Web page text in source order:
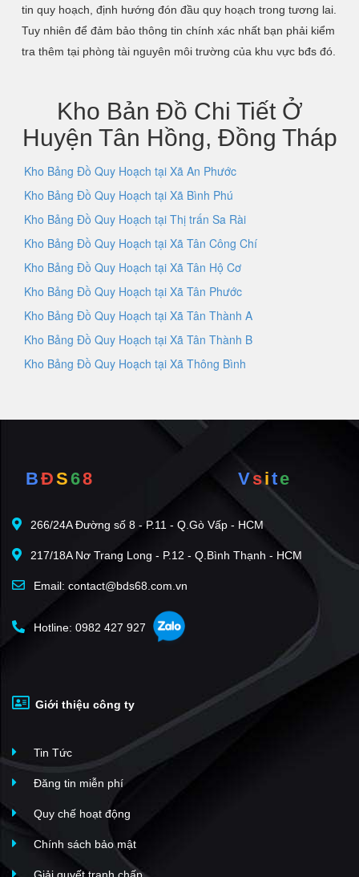
tin quy hoạch, định hướng đón đầu quy hoạch trong tương lai.
Tuy nhiên để đảm bảo thông tin chính xác nhất bạn phải kiểm
tra thêm tại phòng tài nguyên môi trường của khu vực bđs đó.
Kho Bản Đồ Chi Tiết Ở
Huyện Tân Hồng, Đồng Tháp
Kho Bảng Đồ Quy Hoạch tại Xã An Phước
Kho Bảng Đồ Quy Hoạch tại Xã Bình Phú
Kho Bảng Đồ Quy Hoạch tại Thị trấn Sa Rài
Kho Bảng Đồ Quy Hoạch tại Xã Tân Công Chí
Kho Bảng Đồ Quy Hoạch tại Xã Tân Hộ Cơ
Kho Bảng Đồ Quy Hoạch tại Xã Tân Phước
Kho Bảng Đồ Quy Hoạch tại Xã Tân Thành A
Kho Bảng Đồ Quy Hoạch tại Xã Tân Thành B
Kho Bảng Đồ Quy Hoạch tại Xã Thông Bình
BĐS68 Vsite
266/24A Đường số 8 - P.11 - Q.Gò Vấp - HCM
217/18A Nơ Trang Long - P.12 - Q.Bình Thạnh - HCM
Email: contact@bds68.com.vn
Hotline: 0982 427 927
Giới thiệu công ty
Tin Tức
Đăng tin miễn phí
Quy chế hoạt động
Chính sách bảo mật